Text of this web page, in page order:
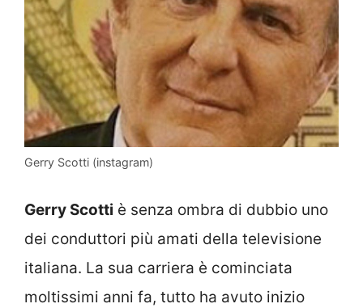
Gerry Scotti (instagram)
Gerry Scotti è senza ombra di dubbio uno
dei conduttori più amati della televisione
italiana. La sua carriera è cominciata
moltissimi anni fa, tutto ha avuto inizio